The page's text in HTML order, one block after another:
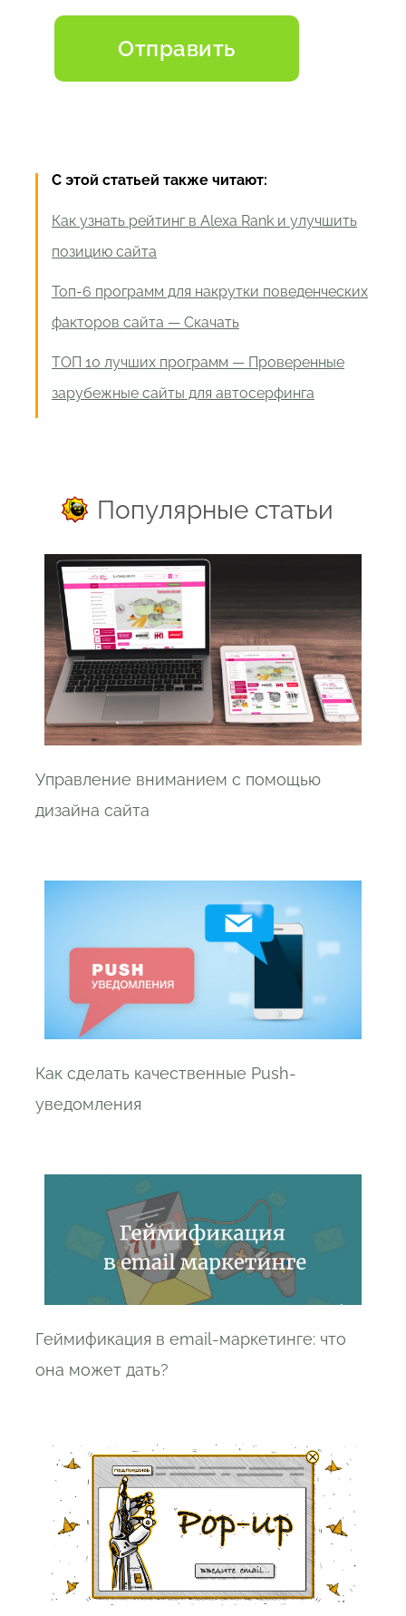
С этой статьей также читают:
Как узнать рейтинг в Alexa Rank и улучшить
позицию сайта
Топ-6 программ для накрутки поведенческих
факторов сайта — Скачать
ТОП 10 лучших программ — Проверенные
зарубежные сайты для автосерфинга
Популярные статьи
Управление вниманием с помощью
дизайна сайта
Как сделать качественные Push-
уведомления
Геймификация в email-маркетинге: что
она может дать?